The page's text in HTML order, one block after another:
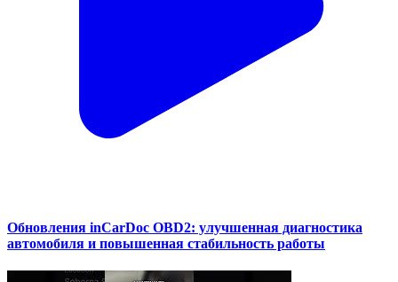
Обновления inCarDoc OBD2: улучшенная диагностика
автомобиля и повышенная стабильность работы